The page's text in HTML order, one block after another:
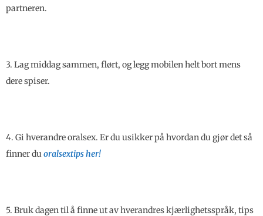
partneren.
3. Lag middag sammen, flørt, og legg mobilen helt bort mens
dere spiser.
4. Gi hverandre oralsex. Er du usikker på hvordan du gjør det så
finner duoralsextips her!
5. Bruk dagen til å finne ut av hverandres kjærlighetsspråk, tips